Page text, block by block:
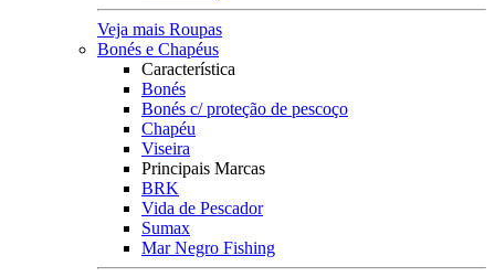
Veja mais Roupas
Bonés e Chapéus
Característica
Bonés
Bonés c/ proteção de pescoço
Chapéu
Viseira
Principais Marcas
BRK
Vida de Pescador
Sumax
Mar Negro Fishing